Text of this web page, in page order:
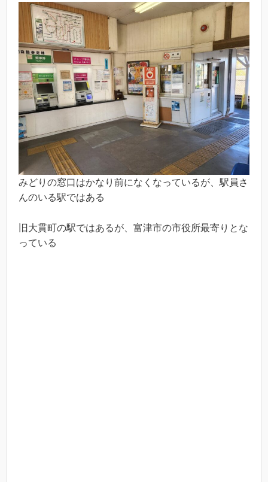
みどりの窓口はかなり前になくなっているが、駅員さ
んのいる駅ではある
旧大貫町の駅ではあるが、富津市の市役所最寄りとな
っている